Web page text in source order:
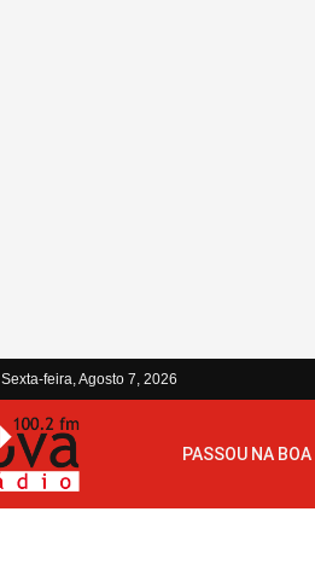
Sexta-feira, Agosto 7, 2026
PASSOU NA